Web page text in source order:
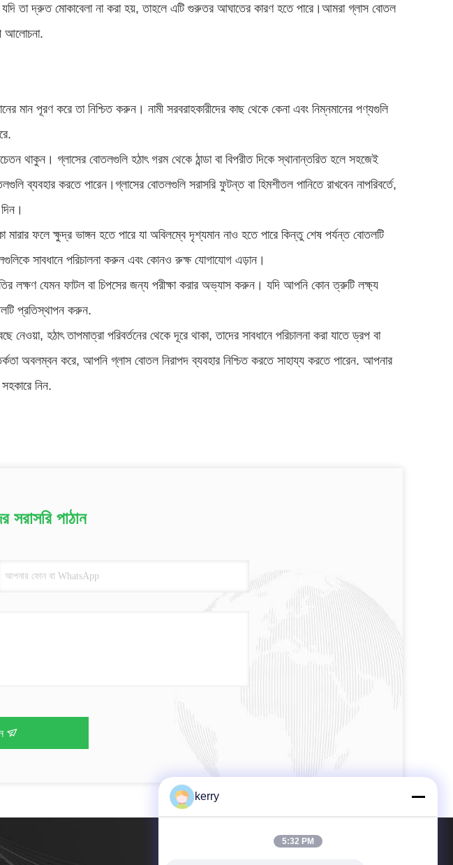
তা দ্রুত মোকাবেলা না করা হয়, তাহলে এটি গুরুতর আঘাতের কারণ হতে পারে।আমরা গ্লাস বোতল
আলোচনা.
মান পূরণ করে তা নিশ্চিত করুন। নামী সরবরাহকারীদের কাছ থেকে কেনা এবং নিম্নমানের পণ্যগুলি
থাকুন। গ্লাসের বোতলগুলি হঠাৎ গরম থেকে ঠান্ডা বা বিপরীত দিকে স্থানান্তরিত হলে সহজেই
ব্যবহার করতে পারেন।গ্লাসের বোতলগুলি সরাসরি ফুটন্ত বা হিমশীতল পানিতে রাখবেন নাপরিবর্তে,
মারার ফলে ক্ষুদ্র ভাঙ্গন হতে পারে যা অবিলম্বে দৃশ্যমান নাও হতে পারে কিন্তু শেষ পর্যন্ত বোতলটি
সাবধানে পরিচালনা করুন এবং কোনও রুক্ষ যোগাযোগ এড়ান।
লক্ষণ যেমন ফাটল বা চিপসের জন্য পরীক্ষা করার অভ্যাস করুন। যদি আপনি কোন ত্রুটি লক্ষ্য
প্রতিস্থাপন করুন.
হঠাৎ তাপমাত্রা পরিবর্তনের থেকে দূরে থাকা, তাদের সাবধানে পরিচালনা করা যাতে ড্রপ বা
অবলম্বন করে, আপনি গ্লাস বোতল নিরাপদ ব্যবহার নিশ্চিত করতে সাহায্য করতে পারেন. আপনার
নিন.
পাঠান
kerry
5:32 PM